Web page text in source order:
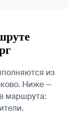
из
Ниже —
маршрута: